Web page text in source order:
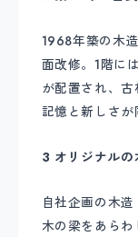
1968年築の木
面改修。1階に
が配置され、
記憶と新しさが
3 オリジナル
自社企画の木
木の梁をあら